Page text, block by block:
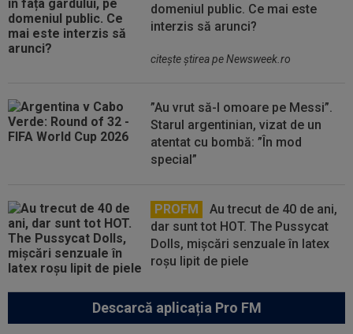
domeniul public. Ce mai este
interzis să arunci?
citeşte ştirea pe Newsweek.ro
”Au vrut să-l omoare pe Messi”.
Starul argentinian, vizat de un
atentat cu bombă: ”În mod
special”
PROFM
Au trecut de 40 de ani,
dar sunt tot HOT. The Pussycat
Dolls, mișcări senzuale în latex
roșu lipit de piele
Descarcă aplicația Pro FM